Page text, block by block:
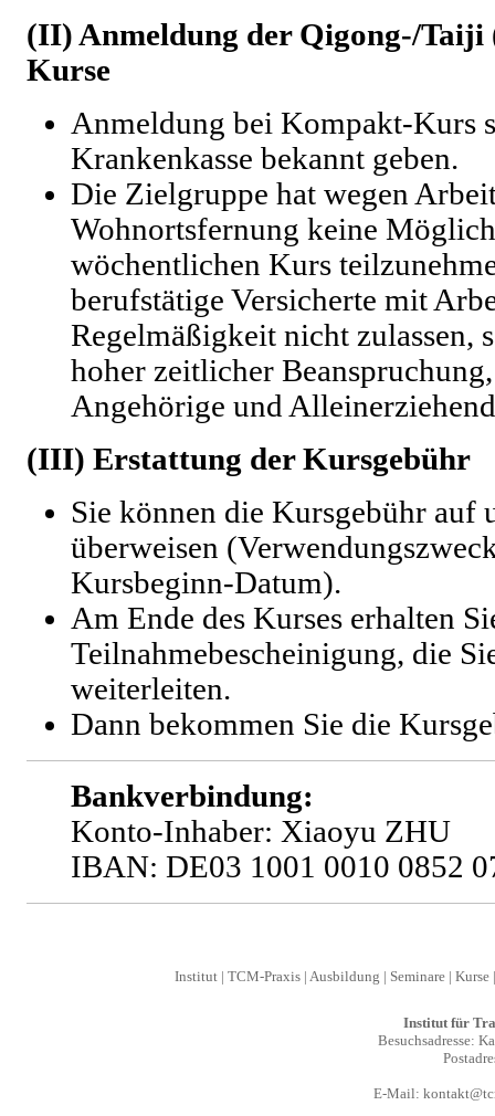
(II) Anmeldung der Qigong-/
Kurse
Anmeldung bei Kompakt-Kurs
Krankenkasse bekannt geben.
Die Zielgruppe hat wegen
Wohnortsfernung keine
wöchentlichen Kurs
berufstätige Versicherte mit
Regelmäßigkeit nicht zulassen,
hoher zeitlicher
Angehörige und
(III) Erstattung der Kursgebühr
Sie können die Kursgebühr auf
überweisen
Kursbeginn-Datum).
Am Ende des Kurses erhalten
Teilnahmebescheinigung, die
weiterleiten.
Dann bekommen Sie die
Bankverbindung:
Konto-Inhaber: Xiaoyu ZHU
IBAN: DE03 1001 0010 0852
Institut| TCM-Praxis| Ausbildung | Seminare| Kurse
Institut für
Besuchsadresse:
E-Mail: